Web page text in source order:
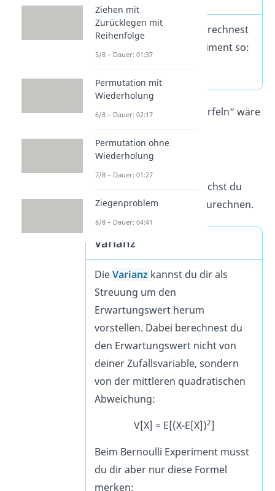
DenErwartungswert
berechnest
du beim Bernoulli Experiment so:
Bei dem Beispiel mit „6 würfeln“ wäre
Den Erwartungswert brauchst du
auch, um die Varianz auszurechnen.
Varianz
DieVarianz kannst du dir als
Streuung um den
Erwartungswert herum
vorstellen. Dabei berechnest du
den Erwartungswert nicht von
deiner Zufallsvariable, sondern
von der mittleren quadratischen
Abweichung:
V[X] = E[(X-E[X])2]
Beim Bernoulli Experiment musst
du dir aber nur diese Formel
merken:
Ziehen mit
Zurücklegen mit
Reihenfolge
5/8 – Dauer: 01:37
Permutation mit
Wiederholung
6/8 – Dauer: 02:17
Permutation ohne
Wiederholung
7/8 – Dauer: 01:27
Ziegenproblem
8/8 – Dauer: 04:41